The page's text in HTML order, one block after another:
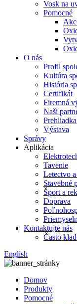
Vosk na
Pomocné
O nás
Profil
Kultúra
História
Certifikát
Firemná
Naši
Výstava
Správy
Aplikácia
Tavenie
Letectvo
Stavebné
Šport a
Doprava
Kontaktujte nás
Často
English
Domov
Produkty
Pomocné